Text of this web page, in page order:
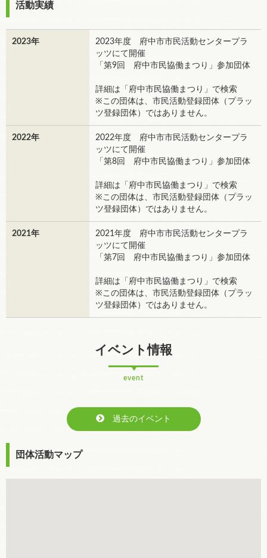
活動実績
2023年
2023年度 府中市市民活動センタープラ
ッツにて開催
「第9回 府中市民協働まつり」参加団体
詳細は「府中市民協働まつり」で検索
※この団体は、市民活動登録団体（プラッ
ツ登録団体）ではありません。
2022年
2022年度 府中市市民活動センタープラ
ッツにて開催
「第8回 府中市民協働まつり」参加団体
詳細は「府中市民協働まつり」で検索
※この団体は、市民活動登録団体（プラッ
ツ登録団体）ではありません。
2021年
2021年度 府中市市民活動センタープラ
ッツにて開催
「第7回 府中市民協働まつり」参加団体
詳細は「府中市民協働まつり」で検索
※この団体は、市民活動登録団体（プラッ
ツ登録団体）ではありません。
イベント情報
event
過去のイベント
団体活動マップ